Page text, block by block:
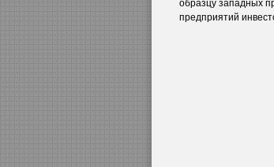
образцу западных
предприятий